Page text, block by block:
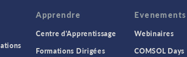
Apprendre
Centre d'Apprentissage
Formations Dirigées
Evenements
Webinaires
COMSOL Days